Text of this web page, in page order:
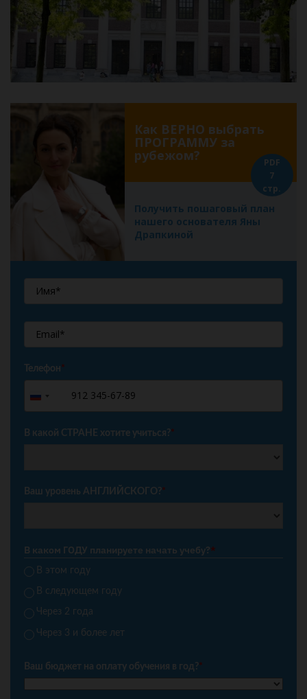
Как ВЕРНО выбрать
ПРОГРАММУ за
рубежом?
Получить пошаговый план
нашего основателя Яны
Драпкиной
PDF
7
стр.
Телефон*
Russia
+7
В какой СТРАНЕ хотите учиться?*
Ваш уровень АНГЛИЙСКОГО?*
В каком ГОДУ планируете начать учебу?*
В этом году
В следующем году
Через 2 года
Через 3 и более лет
Ваш бюджет на оплату обучения в год?*